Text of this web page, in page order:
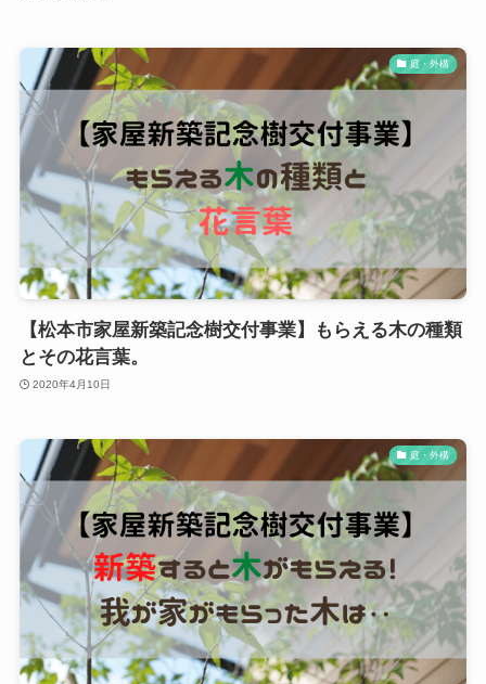
庭・外構
【松本市家屋新築記念樹交付事業】もらえる木の種類
とその花言葉。
2020年4月10日
庭・外構